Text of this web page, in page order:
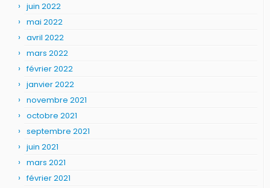
juin 2022
mai 2022
avril 2022
mars 2022
février 2022
janvier 2022
novembre 2021
octobre 2021
septembre 2021
juin 2021
mars 2021
février 2021